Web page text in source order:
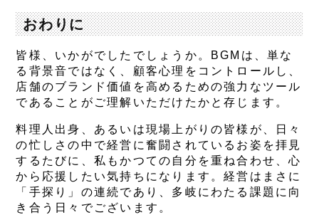
おわりに
皆様、いかがでしたでしょうか。BGMは、単な
る背景音ではなく、顧客心理をコントロールし、
店舗のブランド価値を高めるための強力なツール
であることがご理解いただけたかと存じます。
料理人出身、あるいは現場上がりの皆様が、日々
の忙しさの中で経営に奮闘されているお姿を拝見
するたびに、私もかつての自分を重ね合わせ、心
から応援したい気持ちになります。経営はまさに
「手探り」の連続であり、多岐にわたる課題に向
き合う日々でございます。